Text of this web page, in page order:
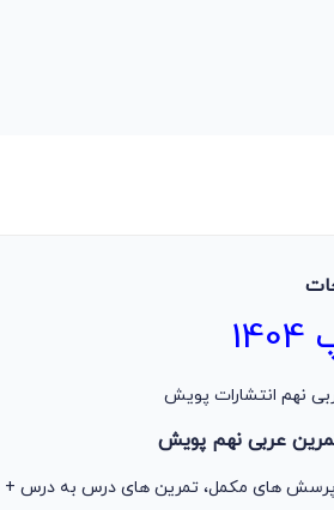
نهم انتشارات پویش
عربی نهم پویش
پرسش های مکمل، تمرین های درس به درس +